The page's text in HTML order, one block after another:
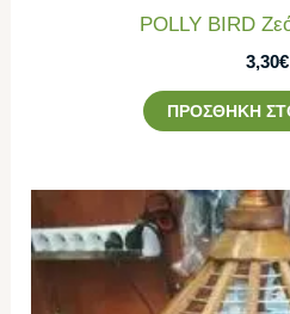
POLLY BIRD
3,30€
ΠΡΟΣΘΉΚΗ